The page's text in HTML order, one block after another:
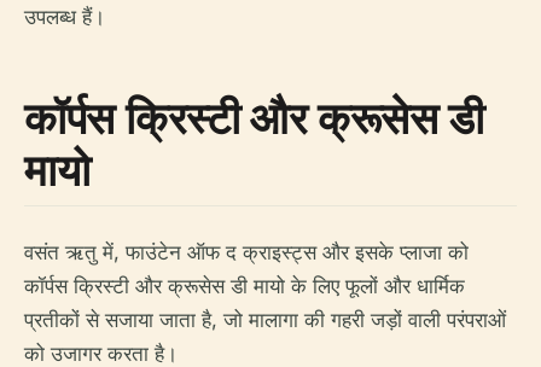
उपलब्ध हैं।
कॉर्पस क्रिस्टी और क्रूसेस डी
मायो
वसंत ऋतु में, फाउंटेन ऑफ द क्राइस्ट्स और इसके प्लाजा को
कॉर्पस क्रिस्टी और क्रूसेस डी मायो के लिए फूलों और धार्मिक
प्रतीकों से सजाया जाता है, जो मालागा की गहरी जड़ों वाली परंपराओं
को उजागर करता है।